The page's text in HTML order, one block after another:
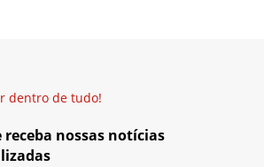
dentro de tudo!
receba nossas notícias